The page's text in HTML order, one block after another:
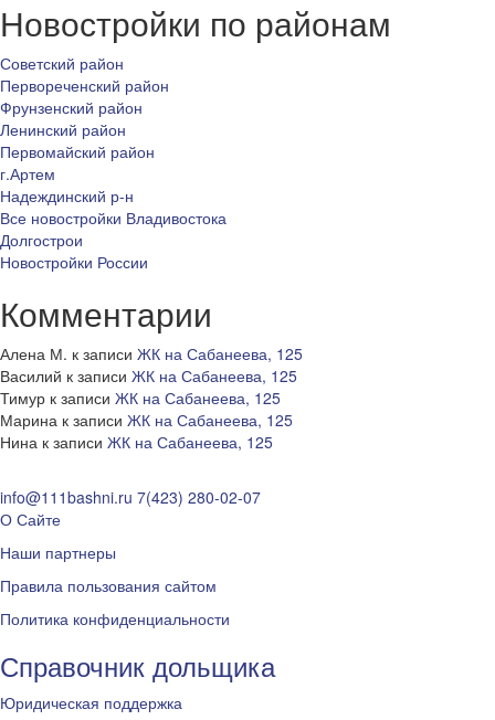
Новостройки по районам
Советский район
Первореченский район
Фрунзенский район
Ленинский район
Первомайский район
г.Артем
Надеждинский р-н
Все новостройки Владивостока
Долгострои
Новостройки России
Комментарии
Алена М. к записи ЖК на Сабанеева, 125
Василий к записи ЖК на Сабанеева, 125
Тимур к записи ЖК на Сабанеева, 125
Марина к записи ЖК на Сабанеева, 125
Нина к записи ЖК на Сабанеева, 125
info@111bashni.ru 7(423) 280-02-07
О Сайте
Наши партнеры
Правила пользования сайтом
Политика конфиденциальности
Справочник дольщика
Юридическая поддержка